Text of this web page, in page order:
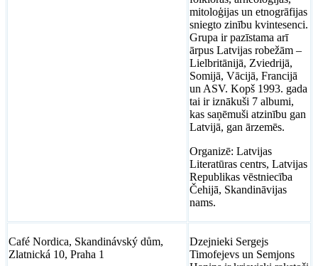
mitoloģijas un etnogrāfijas
sniegto zinību kvintesenci.
Grupa ir pazīstama arī
ārpus Latvijas robežām –
Lielbritānijā, Zviedrijā,
Somijā, Vācijā, Francijā
un ASV. Kopš 1993. gada
tai ir iznākuši 7 albumi,
kas saņēmuši atzinību gan
Latvijā, gan ārzemēs.
Organizē: Latvijas
Literatūras centrs, Latvijas
Republikas vēstniecība
Čehijā, Skandināvijas
nams.
Café Nordica, Skandinávský dům,
Zlatnická 10, Praha 1
Dzejnieki Sergejs
Timofejevs un Semjons